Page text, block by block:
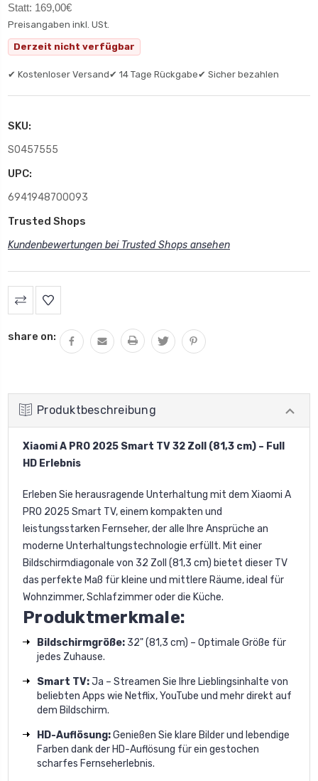
Statt: 169,00€
Preisangaben inkl. USt.
Derzeit nicht verfügbar
✔ Kostenloser Versand✔ 14 Tage Rückgabe✔ Sicher bezahlen
SKU:
S0457555
UPC:
6941948700093
Trusted Shops
Kundenbewertungen bei Trusted Shops ansehen
share on:
Produktbeschreibung
Xiaomi A PRO 2025 Smart TV 32 Zoll (81,3 cm) – Full
HD Erlebnis
Erleben Sie herausragende Unterhaltung mit dem Xiaomi A
PRO 2025 Smart TV, einem kompakten und
leistungsstarken Fernseher, der alle Ihre Ansprüche an
moderne Unterhaltungstechnologie erfüllt. Mit einer
Bildschirmdiagonale von 32 Zoll (81,3 cm) bietet dieser TV
das perfekte Maß für kleine und mittlere Räume, ideal für
Wohnzimmer, Schlafzimmer oder die Küche.
Produktmerkmale:
Bildschirmgröße: 32" (81,3 cm) – Optimale Größe für
jedes Zuhause.
Smart TV:Ja – Streamen Sie Ihre Lieblingsinhalte von
beliebten Apps wie Netflix, YouTube und mehr direkt auf
dem Bildschirm.
HD-Auflösung:Genießen Sie klare Bilder und lebendige
Farben dank der HD-Auflösung für ein gestochen
scharfes Fernseherlebnis.